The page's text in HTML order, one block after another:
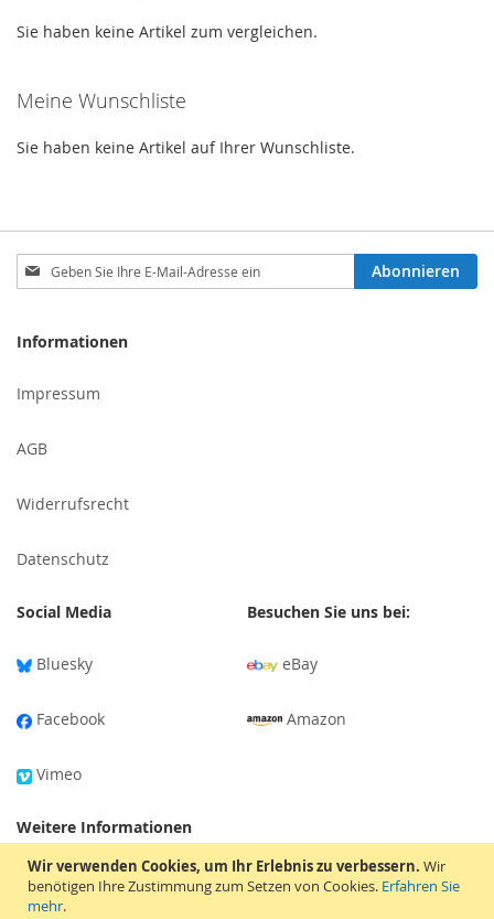
Wir verwenden Cookies, um Ihr Erlebnis zu verbessern. Wir
benötigen Ihre Zustimmung zum Setzen von Cookies. Erfahren Sie
mehr.
Sie haben keine Artikel zum vergleichen.
Meine Wunschliste
Sie haben keine Artikel auf Ihrer Wunschliste.
Melden
Sie
unseren
an:
Abonnieren
Informationen
Impressum
AGB
Widerrufsrecht
Datenschutz
Social Media
Bluesky
Facebook
Vimeo
Besuchen Sie uns bei:
eBay
Amazon
Weitere Informationen
Versandinformationen